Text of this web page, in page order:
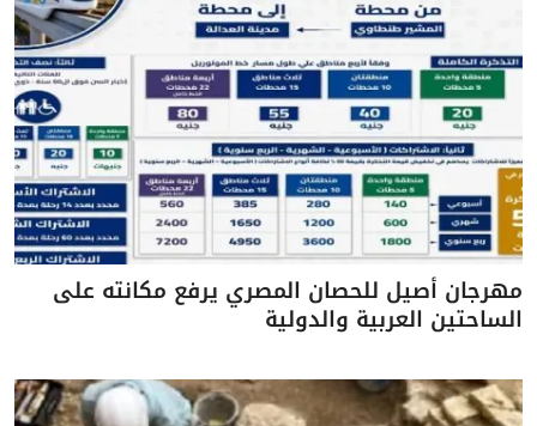
مهرجان أصيل للحصان المصري يرفع مكانته على
الساحتين العربية والدولية